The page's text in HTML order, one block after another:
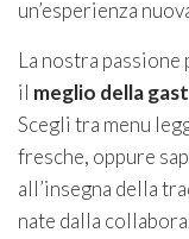
un’esperienza
La nostra
il meglio della
Scegli tra menu
fresche, oppure
all’insegna della
nate dalla